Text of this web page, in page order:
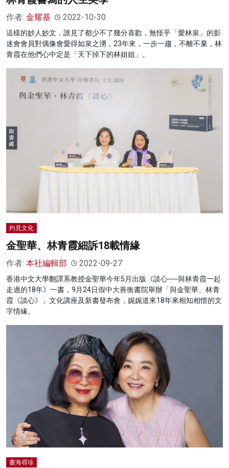
作者: 金耀基 2022-10-30
這樣的妙人妙文，誰見了都少不了幾分喜歡，無怪乎「愛林泉」的影
迷會會員對偶像會愛得如泉之湧，23年來，一步一趨，不離不棄，林
青霞在他們心中定是「天下掉下的林姐姐」。
灼見文化
金聖華、林青霞細訴18載情緣
作者: 本社編輯部 2022-09-27
香港中文大學翻譯系教授金聖華今年5月出版《談心──與林青霞一起
走過的18年》一書，9月24日假中大善衡書院舉辦「與金聖華、林青
霞《談心》」文化講座及新書發布會，娓娓道來18年來相知相惜的文
字情緣。
書海尋珍